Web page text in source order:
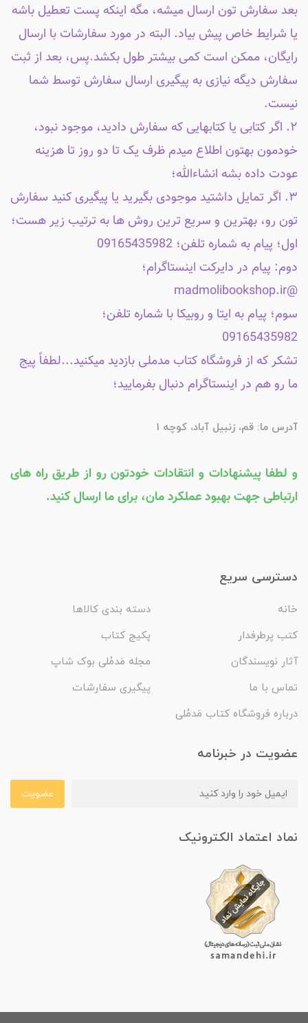
بعد سفارش تون ارسال میشه، مگه اینکه پست تعطیل باشه
یا شرایط خاص پیش بیاد. البته در مورد سفارشات با ارسال
رایگان، ممکن است کمی بیشتر طول بکشد.پس، بعد از ثبت
سفارش دیگه نیازی به پیگیری ارسال سفارش توسط شما
نیست.
۲. اگر کتابی یا کتابهایی که سفارش دادید، موجود نبود،
خودمون بهتون اطلاع میدم ظرف یک تا دو روز تا هزینه
عودت داده بشه انشاءالله؛
۳. اگر تمایل داشتید موجودی بگیرید یا پیگیری کنید سفارش
تون رو، بهترین و سریع ترین روش ها به ترتیب زیر هست؛
اول؛ پیام به شماره تلفن؛ 09165435982
دوم: پیام در دایرکت اینستاگرام؛
@madmolibookshop.ir
سوم؛ پیام به ایتا و روبیکا با شماره تلفن؛
09165435982
تشکر که از فروشگاه کتاب مدملی بازدید میکنید...لطفاً پیج
ما رو هم در اینستاگرام دنبال بفرمایید؛
آدرس ما: قم، زنبیل آباد، کوچه 1
و لطفا پیشنهادات و انتقادات خودتون رو از طریق راه های
ارتباطی جهت بهبود عملکرد مان، برای ما ارسال کنید.
دسترسی سریع
خانه
دسته بندی کالاها
کتب پرطرفدار
پکیج کتاب
آثار نویسندگان
مجله مَدمُلی بوک شاپ
تماس با ما
پیگیری سفارشات
درباره فروشگاه کتاب مَدمُلی
عضویت در خبرنامه
عضویت
نماد اعتماد الکترونیک